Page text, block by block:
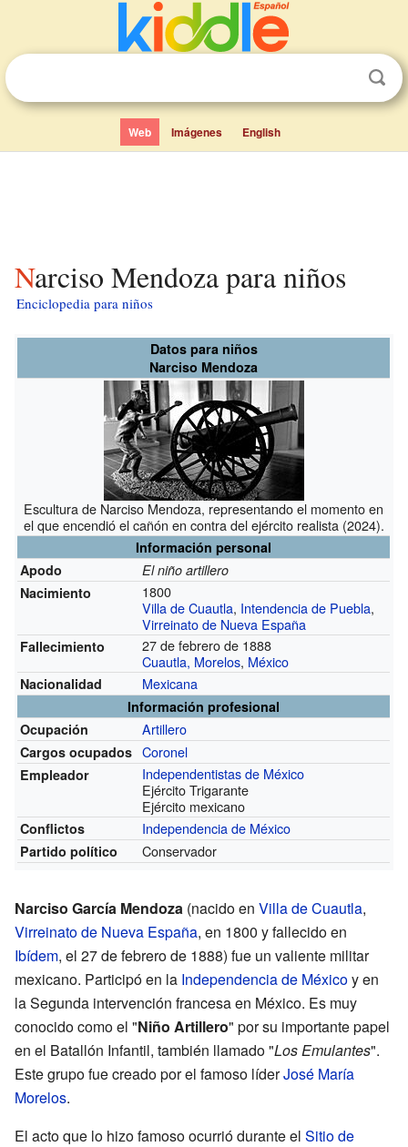
Web Imágenes English
Narciso Mendoza para niños
Enciclopedia para niños
Datos para niños
Narciso Mendoza
Escultura de Narciso Mendoza, representando el momento en
el que encendió el cañón en contra del ejército realista (2024).
Información personal
Apodo
El niño artillero
Nacimiento
1800
Villa de Cuautla, Intendencia de Puebla,
Virreinato de Nueva España
Fallecimiento
27 de febrero de 1888
Cuautla, Morelos, México
Nacionalidad Mexicana
Información profesional
Ocupación
Artillero
Cargos ocupados Coronel
Empleador
Independentistas de México
Ejército Trigarante
Ejército mexicano
Conflictos Independencia de México
Partido político Conservador
Narciso García Mendoza (nacido en Villa de Cuautla,
Virreinato de Nueva España, en 1800 y fallecido en
Ibídem, el 27 de febrero de 1888) fue un valiente militar
mexicano. Participó en la Independencia de Méxicoy en
la Segunda intervención francesa en México. Es muy
conocido como el "Niño Artillero" por su importante papel
en el Batallón Infantil, también llamado "Los Emulantes".
Este grupo fue creado por el famoso líderJosé María
Morelos.
El acto que lo hizo famoso ocurrió durante el Sitio de